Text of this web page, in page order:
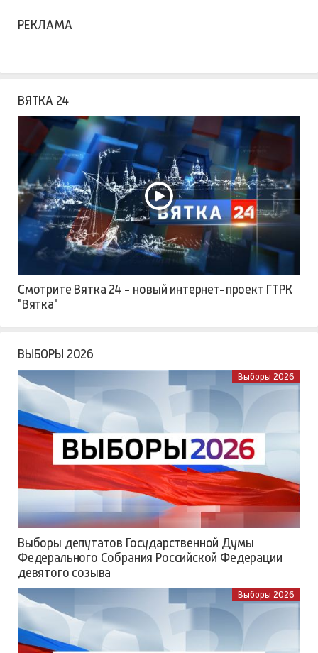
РЕКЛАМА
ВЯТКА 24
Смотрите Вятка 24 - новый интернет-проект ГТРК
"Вятка"
ВЫБОРЫ 2026
Выборы 2026
Выборы депутатов Государственной Думы
Федерального Собрания Российской Федерации
девятого созыва
Выборы 2026